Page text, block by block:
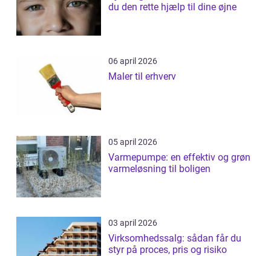
du den rette hjælp til dine øjne
06 april 2026
Maler til erhverv
05 april 2026
Varmepumpe: en effektiv og grøn
varmeløsning til boligen
03 april 2026
Virksomhedssalg: sådan får du
styr på proces, pris og risiko